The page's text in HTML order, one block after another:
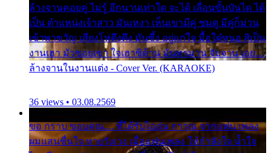
ล้างจานคอยคู่ ไม่รู้ อีกนานเท่าใด จะได้ เลื่อนขั้นบันได ได้
เป็น ตำแหน่งเจ้าสาว มันเหงา เห็นเขามีคู่ ซมดู มีคู่ก็ม่วน
เข้าพาขวัญ เสียงโห่ตึงตึง มันซึ้ง อยู่แก่ใจ มื้อใด๋หนอ สิเป็น
งานเฮา มัวซอยเขา ใจเฮาซิด้าน มันทรมาน จับจาน เอย…
ล้างจานในงานแต่ง - Cover Ver. (KARAOKE)
36 views • 03.08.2569
ขอ กราบ ขอบคุณ.... ที่ได้รับไออุ่น การุณ จากแฟน เพลง
ผมแสนชื่นใจ หายวังเวง เมื่อแฟนเพลง ให้กำลังใจ น้ำใจ